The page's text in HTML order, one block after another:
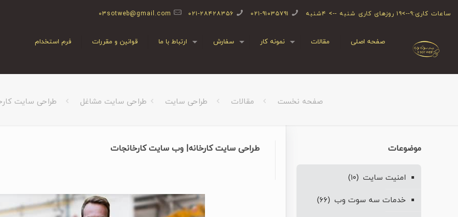
ساعات کاری:۹-->۱۹ روزهای کاری شنبه --> ۴شنبه ۰۲۱-۹۱۰۳۵۷۹۱ ۰۲۱-۲۸۴۲۸۳۵۶ 03sotweb@gmail.com
صفحه اصلی مقالات نمونه کار سفارش ارتباط با ما قوانین و مقررات فرم استخدام
صفحه نخست مقالات طراحی سایت طراحی سایت مشاغل طراحی سایت
طراحی سایت کارخانه| وب سایت کارخانجات موضوعات
امنیت سایت (۱۰)
خدمات سه سوت وب (۶۶)